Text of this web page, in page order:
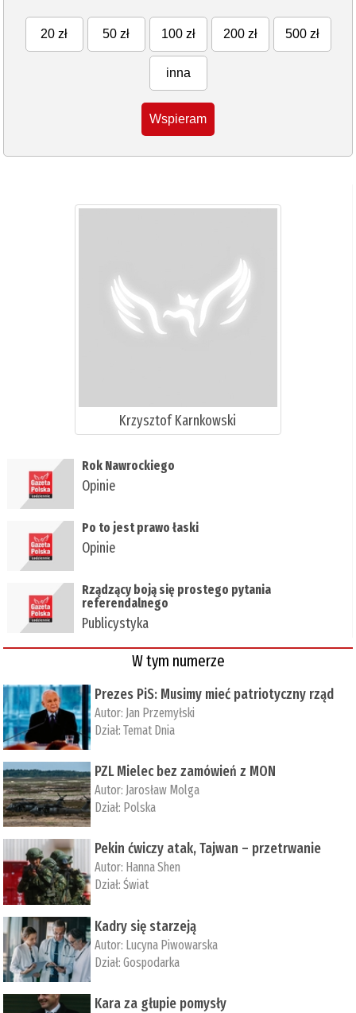
20 zł 50 zł 100 zł 200 zł 500 zł
inna
Wspieram
Krzysztof Karnkowski
Rok Nawrockiego
Opinie
Po to jest prawo łaski
Opinie
Rządzący boją się prostego pytania
referendalnego
Publicystyka
W tym numerze
Prezes PiS: Musimy mieć patriotyczny rząd
Autor: Jan Przemyłski
Dział:Temat Dnia
PZL Mielec bez zamówień z MON
Autor: Jarosław Molga
Dział: Polska
Pekin ćwiczy atak, Tajwan – przetrwanie
Autor: ­Hanna Shen
Dział:Świat
Kadry się starzeją
Autor: Lucyna Piwowarska
Dział:Gospodarka
Kara za głupie pomysły